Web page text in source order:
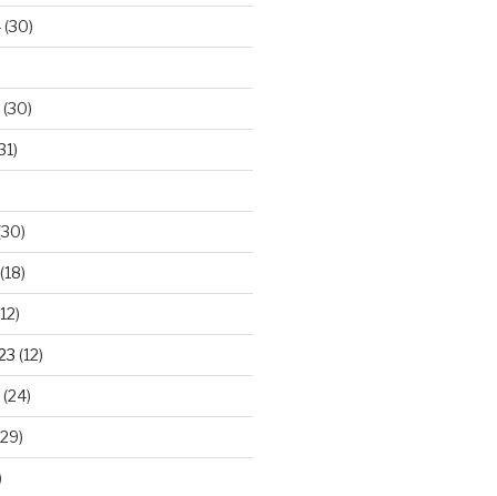
(30)
(30)
(18)
(12)
(24)